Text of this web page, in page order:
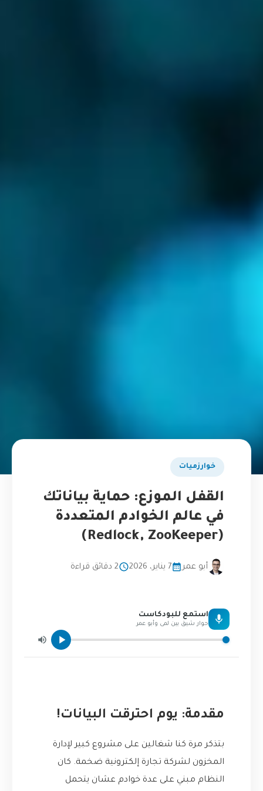
خوارزميات
القفل الموزع: حماية بياناتك
في عالم الخوادم المتعددة
(Redlock, ZooKeeper)
أبو عمر 7 يناير، 2026 2 دقائق قراءة
استمع للبودكاست
حوار شيق بين لمى وأبو عمر
مقدمة: يوم احترقت البيانات!
بتذكر مرة كنا شغالين على مشروع كبير لإدارة
المخزون لشركة تجارة إلكترونية ضخمة. كان
النظام مبني على عدة خوادم عشان يتحمل